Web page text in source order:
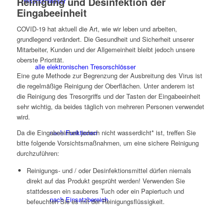
alle elektronischen Tresorschlösser
nach Funktionen
nach Einsatzbereich
Eingabeeinheit
COVID-19 hat aktuell die Art, wie wir leben und arbeiten,
grundlegend verändert. Die Gesundheit und Sicherheit unserer
Mitarbeiter, Kunden und der Allgemeinheit bleibt jedoch unsere
oberste Priorität.
Eine gute Methode zur Begrenzung der Ausbreitung des Virus ist
die regelmäßige Reinigung der Oberflächen. Unter anderem ist
die Reinigung des Tresorgriffs und der Tasten der Eingabeeinheit
sehr wichtig, da beides täglich von mehreren Personen verwendet
wird.
Da die Eingabeeinheit jedoch nicht wasserdicht* ist, treffen Sie
bitte folgende Vorsichtsmaßnahmen, um eine sichere Reinigung
durchzuführen:
Reinigungs- und / oder Desinfektionsmittel dürfen niemals
direkt auf das Produkt gesprüht werden! Verwenden Sie
stattdessen ein sauberes Tuch oder ein Papiertuch und
befeuchten Sie es mit der Reinigungsflüssigkeit.